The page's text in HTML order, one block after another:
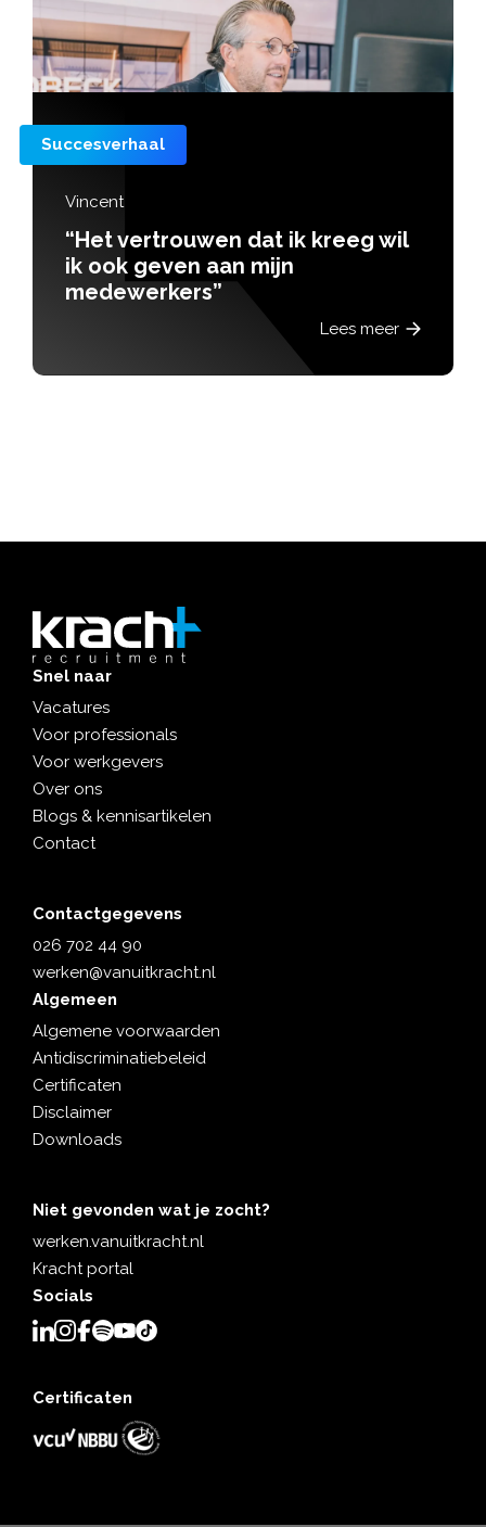
Succesverhaal
Vincent
“Het vertrouwen dat ik kreeg wil
ik ook geven aan mijn
medewerkers”
Lees meer
Snel naar
Vacatures
Voor professionals
Voor werkgevers
Over ons
Blogs & kennisartikelen
Contact
Contactgegevens
026 702 44 90
werken@vanuitkracht.nl
Algemeen
Algemene voorwaarden
Antidiscriminatiebeleid
Certificaten
Disclaimer
Downloads
Niet gevonden wat je zocht?
werken.vanuitkracht.nl
Kracht portal
Socials
Certificaten